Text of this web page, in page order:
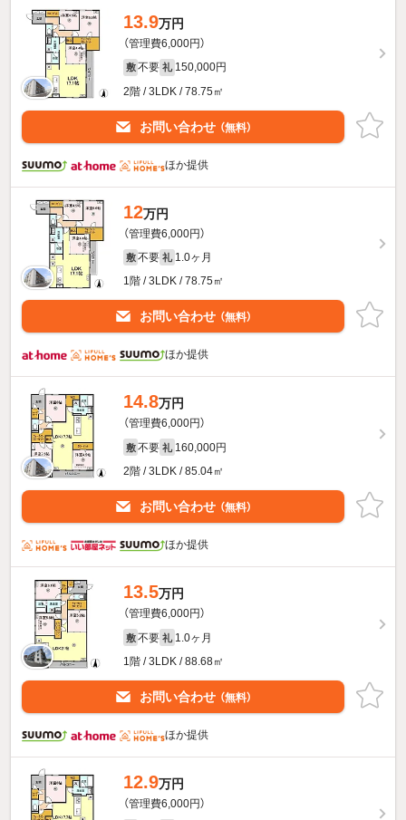
13.9万円
（管理費6,000円）
敷 不要 礼 150,000円
2階 / 3LDK / 78.75㎡
お問い合わせ （無料）
ほか提供
12万円
（管理費6,000円）
敷 不要 礼 1.0ヶ月
1階 / 3LDK / 78.75㎡
お問い合わせ （無料）
ほか提供
14.8万円
（管理費6,000円）
敷 不要 礼 160,000円
2階 / 3LDK / 85.04㎡
お問い合わせ （無料）
ほか提供
13.5万円
（管理費6,000円）
敷 不要 礼 1.0ヶ月
1階 / 3LDK / 88.68㎡
お問い合わせ （無料）
ほか提供
12.9万円
（管理費6,000円）